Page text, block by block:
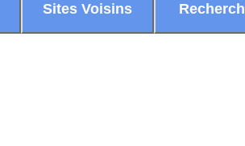
Sites Voisins